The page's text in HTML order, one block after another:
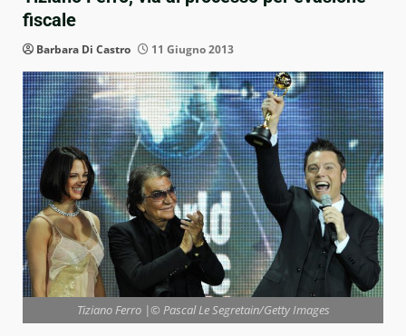
fiscale
Barbara Di Castro 11 Giugno 2013
Tiziano Ferro |© Pascal Le Segretain/Getty Images